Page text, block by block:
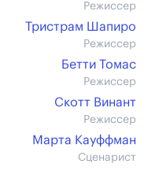
Режиссер
Тристрам Шапиро
Режиссер
Бетти Томас
Режиссер
Скотт Винант
Режиссер
Марта Кауффман
Сценарист